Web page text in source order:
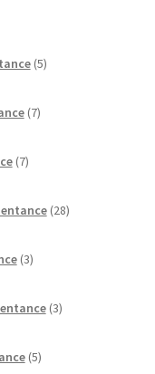
5izdelkov
7izdelkov
7izdelkov
28izdelkov
3izdelki
3izdelki
5izdelkov